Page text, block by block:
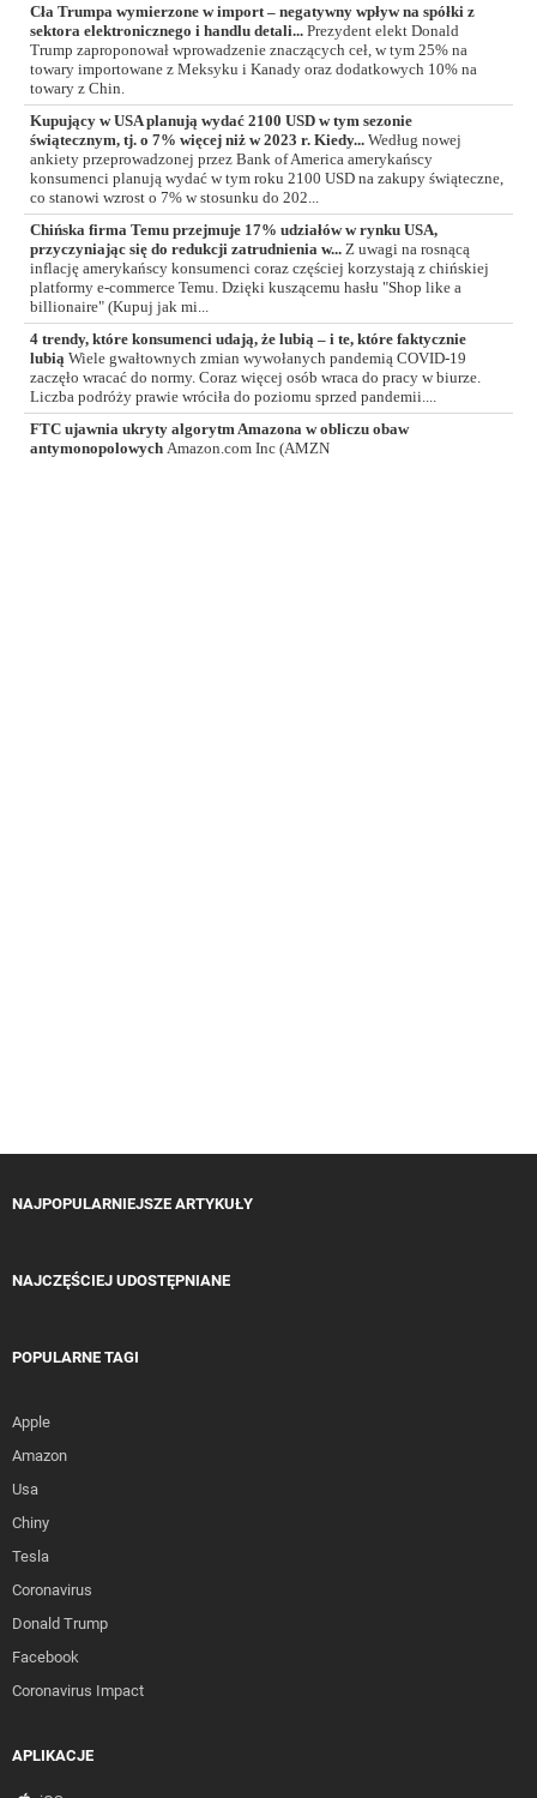
Cła Trumpa wymierzone w import – negatywny wpływ na spółki z
sektora elektronicznego i handlu detali... Prezydent elekt Donald
Trump zaproponował wprowadzenie znaczących ceł, w tym 25% na
towary importowane z Meksyku i Kanady oraz dodatkowych 10% na
towary z Chin.
Kupujący w USA planują wydać 2100 USD w tym sezonie
świątecznym, tj. o 7% więcej niż w 2023 r. Kiedy... Według nowej
ankiety przeprowadzonej przez Bank of America amerykańscy
konsumenci planują wydać w tym roku 2100 USD na zakupy świąteczne,
co stanowi wzrost o 7% w stosunku do 202...
Chińska firma Temu przejmuje 17% udziałów w rynku USA,
przyczyniając się do redukcji zatrudnienia w... Z uwagi na rosnącą
inflację amerykańscy konsumenci coraz częściej korzystają z chińskiej
platformy e-commerce Temu. Dzięki kuszącemu hasłu "Shop like a
billionaire" (Kupuj jak mi...
4 trendy, które konsumenci udają, że lubią – i te, które faktycznie
lubią Wiele gwałtownych zmian wywołanych pandemią COVID-19
zaczęło wracać do normy. Coraz więcej osób wraca do pracy w biurze.
Liczba podróży prawie wróciła do poziomu sprzed pandemii....
FTC ujawnia ukryty algorytm Amazona w obliczu obaw
antymonopolowych Amazon.com Inc (AMZN
NAJPOPULARNIEJSZE ARTYKUŁY
NAJCZĘŚCIEJ UDOSTĘPNIANE
POPULARNE TAGI
Apple
Amazon
Usa
Chiny
Tesla
Coronavirus
Donald Trump
Facebook
Coronavirus Impact
APLIKACJE